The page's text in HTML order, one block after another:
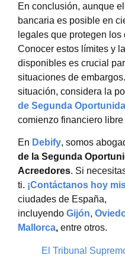
En conclusión, aunque
bancaria es posible en
legales que protegen
Conocer estos límites y
disponibles es crucial
situaciones de
situación, considera la
de Segunda
comienzo financiero
En Debify, somos
de la Segunda
Acreedores. Si
ti. ¡Contáctanos hoy
ciudades de España,
incluyendo Gijón,
Mallorca, entre otros.
El Tribunal